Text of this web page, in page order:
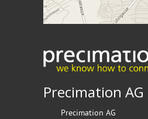
Precimation AG
Precimation AG